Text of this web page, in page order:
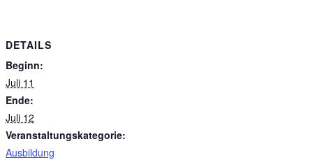
DETAILS
Beginn:
Juli 11
Ende:
Juli 12
Veranstaltungskategorie:
Ausbildung